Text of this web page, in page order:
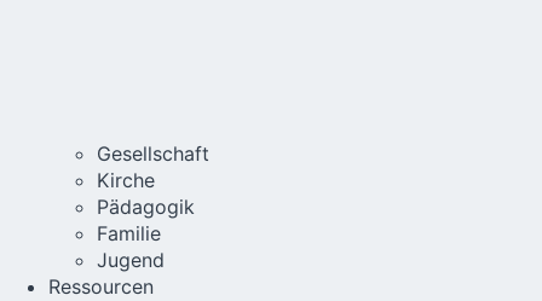
Gesellschaft
Kirche
Pädagogik
Familie
Jugend
Ressourcen